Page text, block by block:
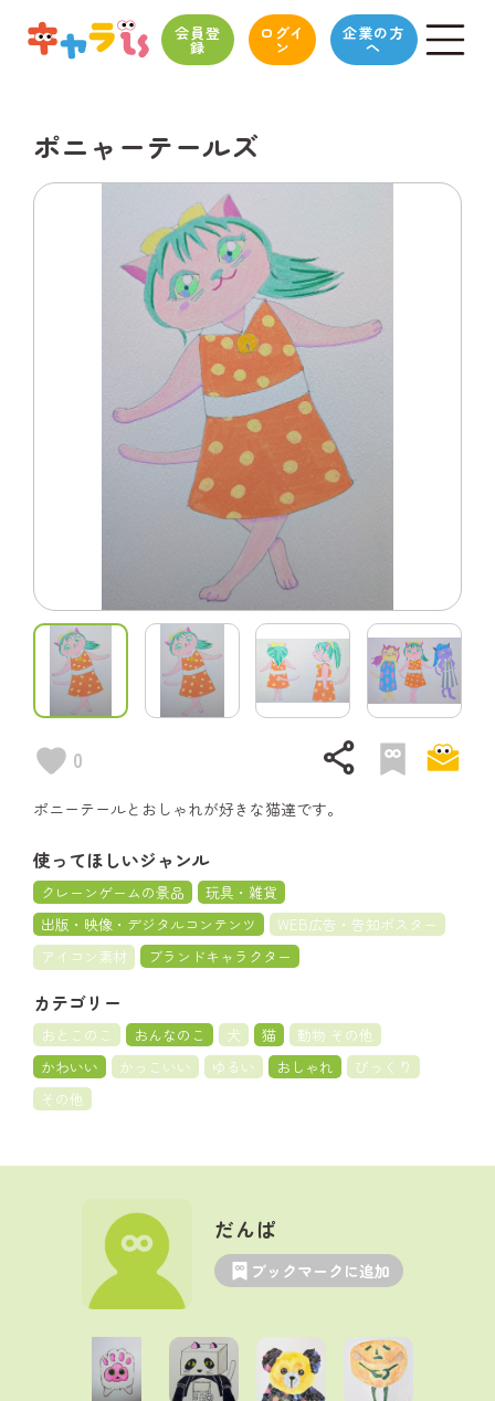
会員登
録
ログイ
ン
企業の方
へ
ポニャーテールズ
0 share
ポニーテールとおしゃれが好きな猫達です。
使ってほしいジャンル
クレーンゲームの景品
玩具・雑貨
出版・映像・デジタルコンテンツ
WEB広告・告知ポスター
アイコン素材
ブランドキャラクター
カテゴリー
おとこのこ おんなのこ 犬 猫
動物 その他
かわいい
かっこいい ゆるい おしゃれ
びっくり
その他
だんぱ
ブックマークに追加